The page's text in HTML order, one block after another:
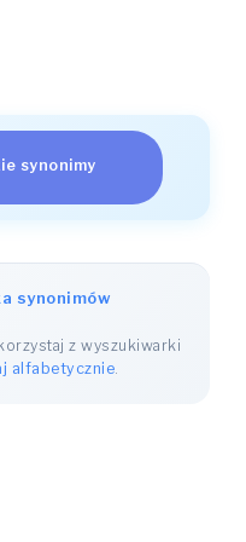
synonimy
synonimów
z wyszukiwarki
alfabetycznie